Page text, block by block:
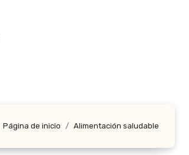
Página de inicio Alimentación saludable